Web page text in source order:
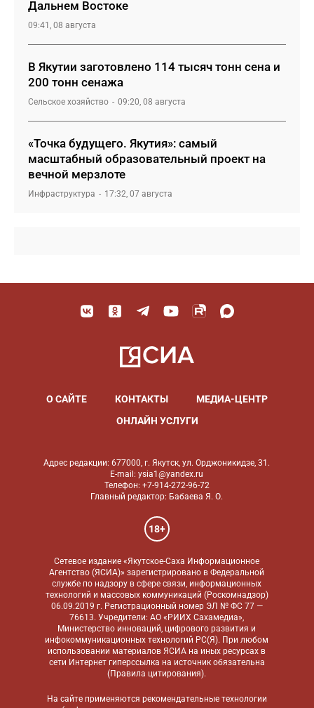
Дальнем Востоке
09:41, 08 августа
В Якутии заготовлено 114 тысяч тонн сена и
200 тонн сенажа
Сельское хозяйство 09:20, 08 августа
«Точка будущего. Якутия»: самый
масштабный образовательный проект на
вечной мерзлоте
Инфраструктура 17:32, 07 августа
О САЙТЕ КОНТАКТЫ
МЕДИА-ЦЕНТР
ОНЛАЙН УСЛУГИ
Адрес редакции: 677000, г. Якутск, ул. Орджоникидзе, 31.
E-mail: ysia1@yandex.ru
Телефон: +7-914-272-96-72
Главный редактор: Бабаева Я. О.
18+
Сетевое издание «Якутское-Саха Информационное
Агентство (ЯСИА)» зарегистрировано в Федеральной
службе по надзору в сфере связи, информационных
технологий и массовых коммуникаций (Роскомнадзор)
06.09.2019 г. Регистрационный номер ЭЛ № ФС 77 —
76613. Учредители: АО «РИИХ Сахамедиа»,
Министерство инноваций, цифрового развития и
инфокоммуникационных технологий РС(Я). При любом
использовании материалов ЯСИА на иных ресурсах в
сети Интернет гиперссылка на источник обязательна
(Правила цитирования).
На сайте применяются рекомендательные технологии